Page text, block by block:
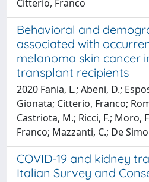
Citterio, Franco
Behavioral and
associated with
melanoma skin cancer
transplant recipients
2020 Fania, L.; Abeni, D.;
Gionata; Citterio, Franco;
Castriota, M.; Ricci, F.; Moro,
Franco; Mazzanti, C.; De
COVID-19 and kidney
Italian Survey and